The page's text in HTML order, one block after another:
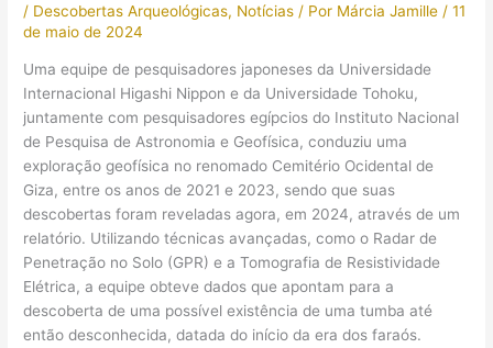
/ Descobertas Arqueológicas, Notícias / Por Márcia Jamille /11
de maio de 2024
Uma equipe de pesquisadores japoneses da Universidade
Internacional Higashi Nippon e da Universidade Tohoku,
juntamente com pesquisadores egípcios do Instituto Nacional
de Pesquisa de Astronomia e Geofísica, conduziu uma
exploração geofísica no renomado Cemitério Ocidental de
Giza, entre os anos de 2021 e 2023, sendo que suas
descobertas foram reveladas agora, em 2024, através de um
relatório. Utilizando técnicas avançadas, como o Radar de
Penetração no Solo (GPR) e a Tomografia de Resistividade
Elétrica, a equipe obteve dados que apontam para a
descoberta de uma possível existência de uma tumba até
então desconhecida, datada do início da era dos faraós.